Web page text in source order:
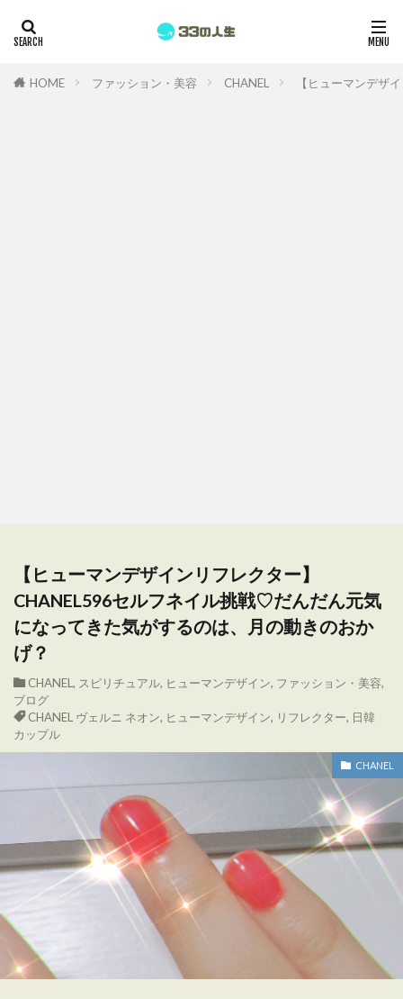
HOME ファッション・美容 CHANEL 【ヒューマンデザ
【ヒューマンデザインリフレクター】
CHANEL596セルフネイル挑戦♡だんだん元気
になってきた気がするのは、月の動きのおか
げ？
CHANEL , スピリチュアル, ヒューマンデザイン, ファッション・美容,
ブログ
CHANEL ヴェルニ ネオン, ヒューマンデザイン, リフレクター, 日韓
カップル
CHANEL